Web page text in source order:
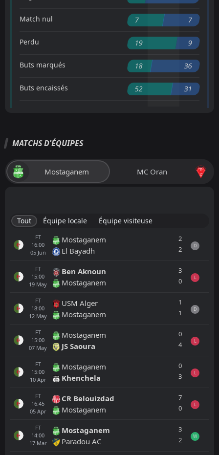
Match nul 7 7
Perdu 19 9
Buts marqués 18 36
Buts encaissés 52 31
MATCHS D'ÉQUIPES
Mostaganem MC Oran
Tout Équipe locale Équipe visiteuse
FT
16:00
05 Jun
Mostaganem
El Bayadh
2
2
D
FT
15:00
19 May
Ben Aknoun
Mostaganem
3
0
L
FT
18:00
12 May
USM Alger
Mostaganem
1
1
D
FT
15:00
07 May
Mostaganem
JS Saoura
0
4
L
FT
15:00
10 Apr
Mostaganem
Khenchela
0
3
L
FT
16:45
05 Apr
CR Belouizdad
Mostaganem
7
0
L
FT
14:00
17 Mar
Mostaganem
Paradou AC
3
2
W